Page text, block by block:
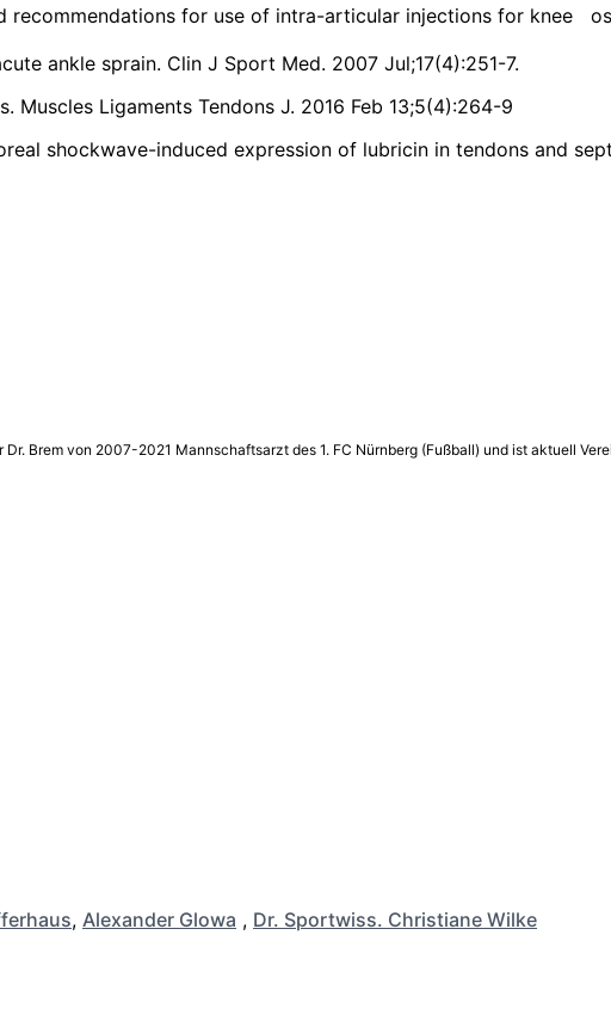
recommendations for use of intra-articular injections for knee
ankle sprain. Clin J Sport Med. 2007 Jul;17(4):251-7.
Muscles Ligaments Tendons J. 2016 Feb 13;5(4):264-9
shockwave-induced expression of lubricin in tendons and
Brem von 2007-2021 Mannschaftsarzt des 1. FC Nürnberg (Fußball) und ist aktuell
, Alexander Glowa , Dr. Sportwiss. Christiane Wilke